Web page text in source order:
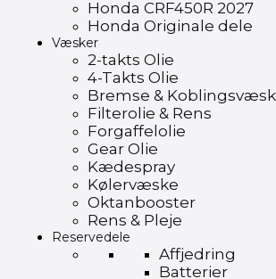
Honda CRF450R 2027
Honda Originale dele
Væsker
2-takts Olie
4-Takts Olie
Bremse &
Filterolie & Rens
Forgaffelolie
Gear Olie
Kædespray
Kølervæske
Oktanbooster
Rens & Pleje
Reservedele
Affjedring
Batterier